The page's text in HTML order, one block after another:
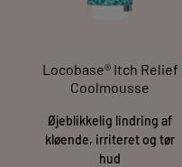
Locobase® Itch Relief
Coolmousse
Øjeblikkelig lindring af
kløende, irriteret og tør
hud